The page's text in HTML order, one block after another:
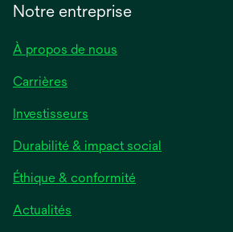
Notre entreprise
À propos de nous
Carrières
Investisseurs
Durabilité & impact social
Éthique & conformité
Actualités